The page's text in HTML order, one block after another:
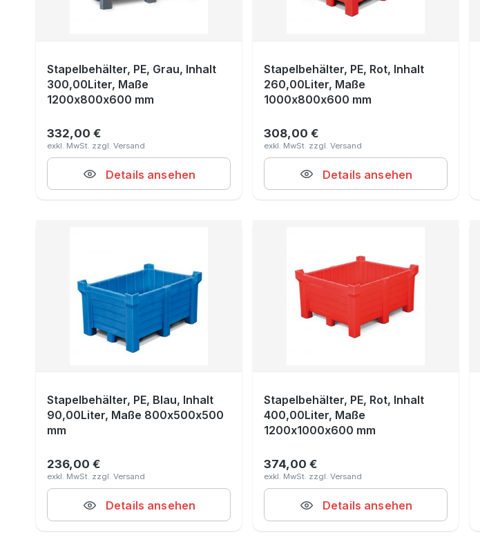
Stapelbehälter, PE, Grau, Inhalt
300,00Liter, Maße
1200x800x600 mm
Regulärer Preis:
332,00 €
Details ansehen
Stapelbehälter, PE, Rot, Inhalt
260,00Liter, Maße
1000x800x600 mm
Regulärer Preis:
308,00 €
Details ansehen
Stapelbehälter, PE, Blau, Inhalt
90,00Liter, Maße 800x500x500
mm
Regulärer Preis:
236,00 €
Details ansehen
Stapelbehälter, PE, Rot, Inhalt
400,00Liter, Maße
1200x1000x600 mm
Regulärer Preis:
374,00 €
Details ansehen